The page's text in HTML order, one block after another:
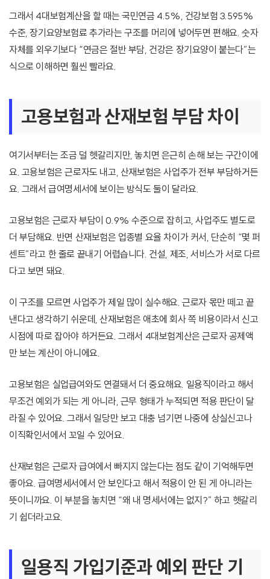
그래서 4대보험계산을 할 때는 국민연금 4.5%, 건강보험 3.595%
수준, 장기요양보험료 추가라는 구조를 머리에 넣어두면 편해요. 숫자
자체를 외우기보다 “연금은 절반 부담, 건강은 장기요양이 붙는다”는
식으로 이해하면 훨씬 빨라요.
고용보험과 산재보험 부담 차이
여기서부터는 조금 덜 헷갈리지만, 놓치면 은근히 손해 보는 구간이에
요. 고용보험은 근로자도 내고, 산재보험은 사업주가 전부 부담하거든
요. 그래서 급여명세서에 보이는 방식도 둘이 달라요.
고용보험은 근로자 부담이 0.9% 수준으로 잡히고, 사업주도 별도로
더 부담해요. 반면 산재보험은 업종별 요율 차이가 커서, 단순히 “몇 퍼
센트”라고 한 줄로 끝내기 어렵습니다. 건설, 제조, 서비스가 서로 다르
다고 보면 돼요.
이 구조를 모르면 사업주가 제일 많이 실수해요. 근로자 몫만 떼고 끝
낸다고 생각하기 쉬운데, 산재보험은 애초에 회사 쪽 비용이라서 신고
시점에 따로 잡아야 하거든요. 그래서 4대보험계산은 근로자 공제액
만 보는 계산이 아니에요.
고용보험은 실업급여와도 연결돼서 더 중요해요. 일용직이라고 해서
무조건 예외가 되는 게 아니라, 근무 형태가 누적되면 적용 판단이 달
라질 수 있어요. 그래서 일당만 보고 대충 넘기면 나중에 상실신고나
이직확인서에서 꼬일 수 있어요.
산재보험은 근로자 급여에서 빠지지 않는다는 점도 같이 기억해두면
좋아요. 급여명세서에서 안 보인다고 해서 적용이 안 된 게 아니라는
뜻이니까요. 이 부분을 놓치면 “왜 내 명세서에는 없지?” 하고 헷갈리
기 쉽더라고요.
일용직 가입기준과 예외 판단 기